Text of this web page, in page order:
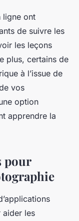
ligne ont
de suivre les
les leçons
plus, certains de
à l’issue de
vos
option
apprendre la
pour
aider les